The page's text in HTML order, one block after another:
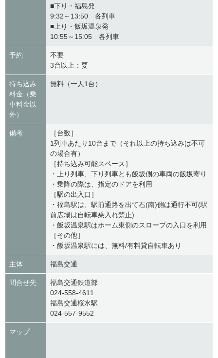
■下り・福島発
9:32～13:50 各列車
■上り・飯坂温泉発
10:55～15:05 各列車
予約
不要
3台以上：要
持ち込み
料金（乗
車料金以
外）
無料（一人1台）
備考
［台数］
1列車あたり10台まで（それ以上の持ち込みは不可
の場合有）
［持ち込み可能スペース］
・上り列車、下り列車とも飯坂側の車両の飯坂寄り
・乗降の際は、指定のドアを利用
［駅の出入口］
・福島駅は、駅前通路を出て右(南)側は通行不可(駅
前広場は自転車乗入れ禁止)
・飯坂温泉駅はホーム東側のスロープの入口を利用
［その他］
・飯坂温泉駅には、無料/有料貸自転車あり
主体 福島交通
問合せ先
福島交通鉄道部
024-558-4611
福島交通桜水駅
024-557-9552
マップ